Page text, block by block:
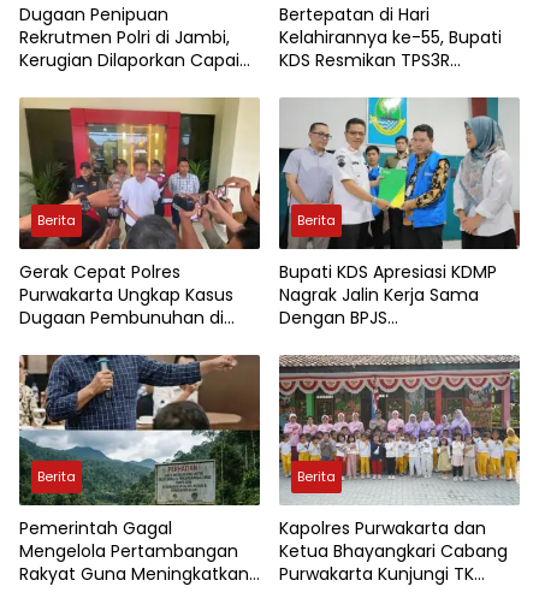
Dugaan Penipuan
Rekrutmen Polri di Jambi,
Kerugian Dilaporkan Capai
Bertepatan di Hari
Kelahirannya ke-55, Bupati
KDS Resmikan TPS3R
Berita
Gerak Cepat Polres
Purwakarta Ungkap Kasus
Dugaan Pembunuhan di
Diamankan Sesaat Setelah
Kejadian
Berita
Bupati KDS Apresiasi KDMP
Nagrak Jalin Kerja Sama
Dengan BPJS
Berita
Pemerintah Gagal
Mengelola Pertambangan
Rakyat Guna Meningkatkan
Berita
Kapolres Purwakarta dan
Ketua Bhayangkari Cabang
Purwakarta Kunjungi TK